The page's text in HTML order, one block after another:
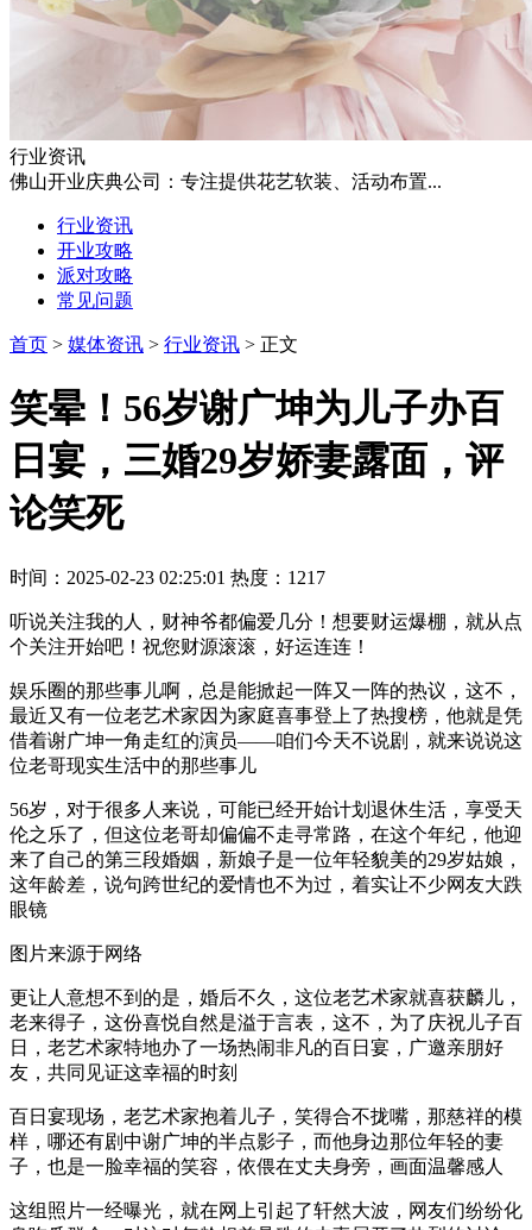
行业资讯
佛山开业庆典公司：专注提供花艺软装、活动布置...
行业资讯
开业攻略
派对攻略
常见问题
首页 > 媒体资讯 > 行业资讯 > 正文
笑晕！56岁谢广坤为儿子办百
日宴，三婚29岁娇妻露面，评
论笑死
时间：2025-02-23 02:25:01 热度：1217
听说关注我的人，财神爷都偏爱几分！想要财运爆棚，就从点
个关注开始吧！祝您财源滚滚，好运连连！
娱乐圈的那些事儿啊，总是能掀起一阵又一阵的热议，这不，
最近又有一位老艺术家因为家庭喜事登上了热搜榜，他就是凭
借着谢广坤一角走红的演员——咱们今天不说剧，就来说说这
位老哥现实生活中的那些事儿
56岁，对于很多人来说，可能已经开始计划退休生活，享受天
伦之乐了，但这位老哥却偏偏不走寻常路，在这个年纪，他迎
来了自己的第三段婚姻，新娘子是一位年轻貌美的29岁姑娘，
这年龄差，说句跨世纪的爱情也不为过，着实让不少网友大跌
眼镜
图片来源于网络
更让人意想不到的是，婚后不久，这位老艺术家就喜获麟儿，
老来得子，这份喜悦自然是溢于言表，这不，为了庆祝儿子百
日，老艺术家特地办了一场热闹非凡的百日宴，广邀亲朋好
友，共同见证这幸福的时刻
百日宴现场，老艺术家抱着儿子，笑得合不拢嘴，那慈祥的模
样，哪还有剧中谢广坤的半点影子，而他身边那位年轻的妻
子，也是一脸幸福的笑容，依偎在丈夫身旁，画面温馨感人
这组照片一经曝光，就在网上引起了轩然大波，网友们纷纷化